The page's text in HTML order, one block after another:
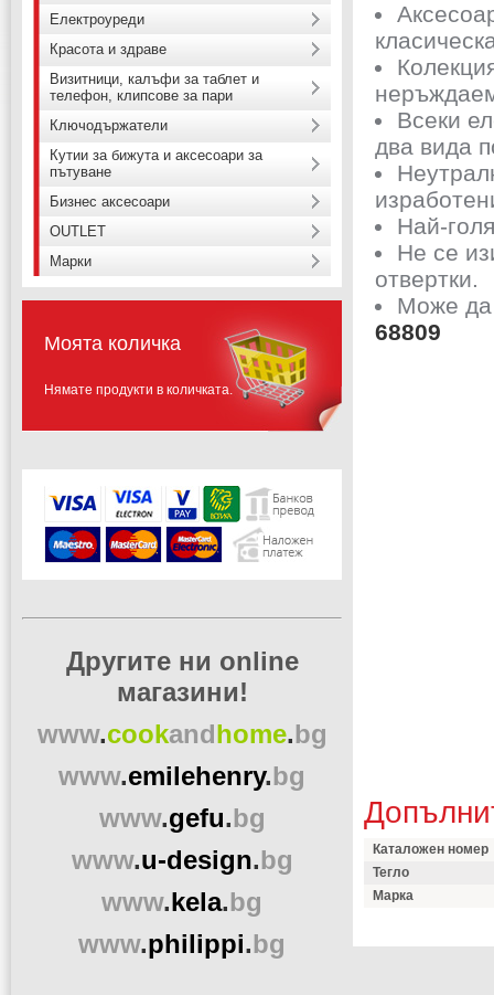
Всеки
два вида
Най-
Не се
отвертки.
Може да
68809
Каталожен номер
Тегло
Марка
Електроуреди
Красота и здраве
Визитници, калъфи за таблет и
телефон, клипсове за пари
Ключодържатели
Кутии за бижута и аксесоари за
пътуване
Бизнес аксесоари
OUTLET
Марки
Моята количка
Нямате продукти в количката.
Другите ни online
магазини!
www.cookandhome.bg
www.emilehenry.bg
www.gefu.bg
www.u-design.bg
www.kela.bg
www.philippi.bg